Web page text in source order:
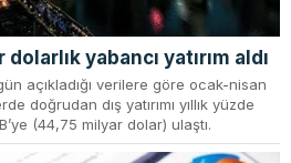
yabancı yatırım aldı
açıkladığı verilere göre ocak-nisan
doğrudan dış yatırımı yıllık yüzde
(44,75 milyar dolar) ulaştı.